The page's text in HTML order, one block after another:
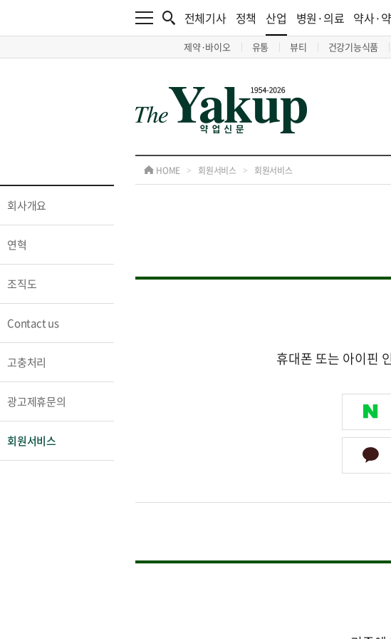
전체기사 정책 산업
제약·바이오 유통 뷰티 건강기능식품
병원·의료 약사·
HOME > 회원서비스 > 회원서비스
회사개요
연혁
조직도
Contact us
고충처리
광고제휴문의
회원서비스
휴대폰 또는 아이핀